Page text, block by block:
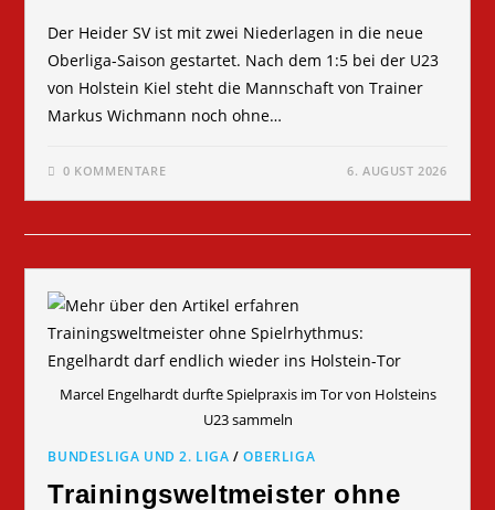
Der Heider SV ist mit zwei Niederlagen in die neue
Oberliga-Saison gestartet. Nach dem 1:5 bei der U23
von Holstein Kiel steht die Mannschaft von Trainer
Markus Wichmann noch ohne…
0 KOMMENTARE 6. AUGUST 2026
Marcel Engelhardt durfte Spielpraxis im Tor von Holsteins
U23 sammeln
BUNDESLIGA UND 2. LIGA /OBERLIGA
Trainingsweltmeister ohne